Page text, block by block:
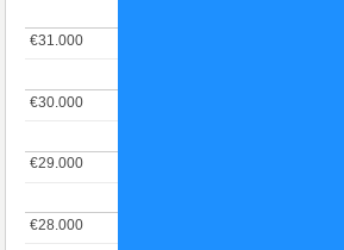
€28.000
€28.000
€29.000
€29.000
€30.000
€30.000
€31.000
€31.000